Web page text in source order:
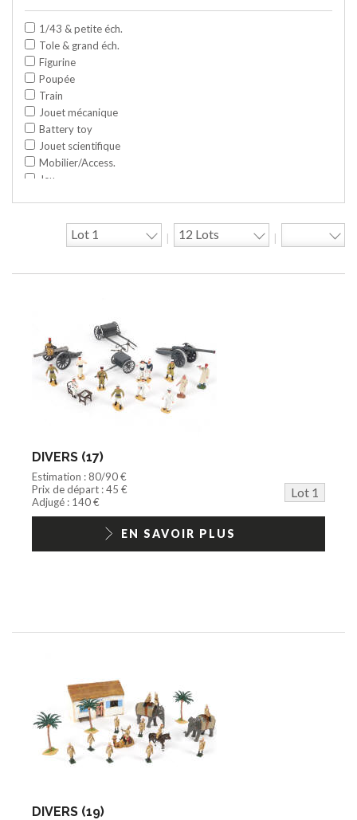
1/43 & petite éch.
Tole & grand éch.
Figurine
Poupée
Train
Jouet mécanique
Battery toy
Jouet scientifique
Mobilier/Access.
Jeu
Travaux publics
Jeu construction
Action Figure
Peluche
Disque
Agricole
Playmobil/Lego
Barbie/Big Jim
Jouets Fast Food
Trading cards
1/18ème moderne
DIVERS (17)
Estimation : 80/90 €
Prix de départ : 45 €
Lot 1
Adjugé : 140 €
EN SAVOIR PLUS
DIVERS (19)